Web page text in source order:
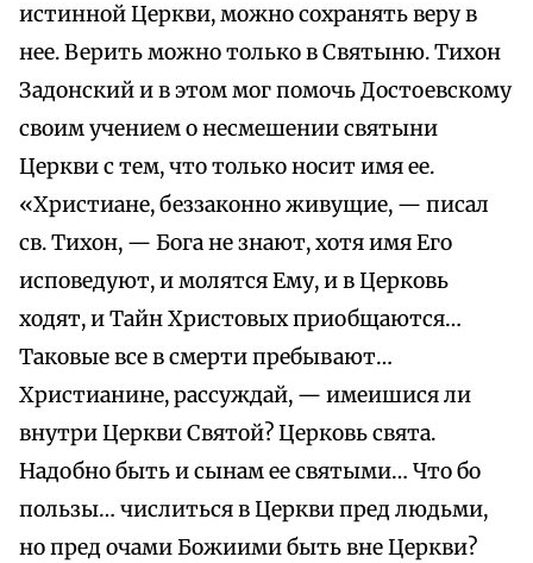
истинной Церкви, можно сохранять веру в
нее. Верить можно только в Святыню. Тихон
Задонский и в этом мог помочь Достоевскому
своим учением о несмешении святыни
Церкви с тем, что только носит имя ее.
«Христиане, беззаконно живущие, — писал
св. Тихон, — Бога не знают, хотя имя Его
исповедуют, и молятся Ему, и в Церковь
ходят, и Тайн Христовых приобщаются…
Таковые все в смерти пребывают…
Христианине, рассуждай, — имеишися ли
внутри Церкви Святой? Церковь свята.
Надобно быть и сынам ее святыми… Что бо
пользы… числиться в Церкви пред людьми,
но пред очами Божиими быть вне Церкви?